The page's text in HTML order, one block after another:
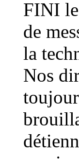
FINI
de
la
Nos